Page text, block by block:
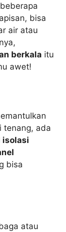
bisa
air atau
berkala itu
awet!
tenang, ada
isolasi
bisa
atau